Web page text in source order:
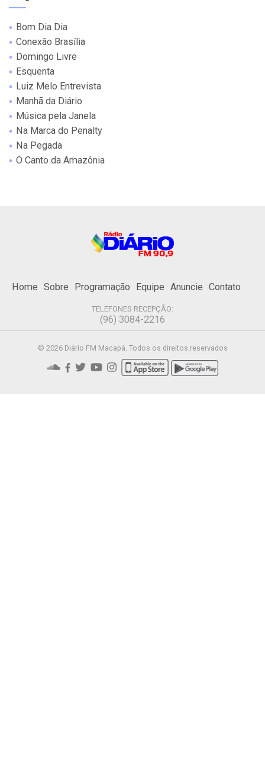
Bom Dia Dia
Conexão Brasília
Domingo Livre
Esquenta
Luiz Melo Entrevista
Manhã da Diário
Música pela Janela
Na Marca do Penalty
Na Pegada
O Canto da Amazônia
Home Sobre Programação Equipe Anuncie Contato
TELEFONES RECEPÇÃO:
(96) 3084-2216
© 2026 Diário FM Macapá. Todos os direitos reservados